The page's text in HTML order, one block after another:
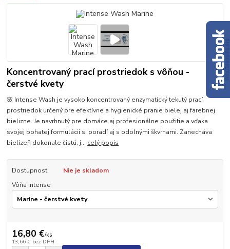
Koncentrovaný prací prostriedok s vôňou -
čerstvé kvety
🌸 Intense Wash je vysoko koncentrovaný enzymatický tekutý prací
prostriedok určený pre efektívne a hygienické pranie bielej aj farebnej
bielizne. Je navrhnutý pre domáce aj profesionálne použitie a vďaka
svojej bohatej formulácii si poradí aj s odolnými škvrnami. Zanecháva
bielizeň dokonale čistú, j... celý popis
Dostupnosť
Nie je skladom
Vôňa Intense
16,80 €/ks
13,66 € bez DPH